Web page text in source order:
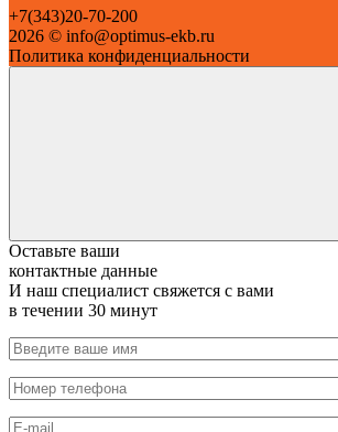
+7(343)20-70-200
2026 © info@optimus-ekb.ru
Политика конфиденциальности
Оставьте ваши
контактные данные
И наш специалист свяжется с вами
в течении 30 минут